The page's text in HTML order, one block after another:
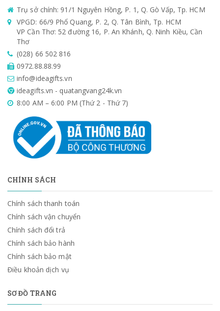
Trụ sở chính: 91/1 Nguyên Hồng, P. 1, Q. Gò Vấp, Tp. HCM
VPGD: 66/9 Phổ Quang, P. 2, Q. Tân Bình, Tp. HCM
VP Cần Thơ: 52 đường 16, P. An Khánh, Q. Ninh Kiều, Cần
Thơ
(028) 66 502 816
0972.88.88.99
info@ideagifts.vn
ideagifts.vn - quatangvang24k.vn
8:00 AM – 6:00 PM (Thứ 2 - Thứ 7)
CHÍNH SÁCH
Chính sách thanh toán
Chính sách vận chuyển
Chính sách đổi trả
Chính sách bảo hành
Chính sách bảo mật
Điều khoản dịch vụ
SƠ ĐỒ TRANG